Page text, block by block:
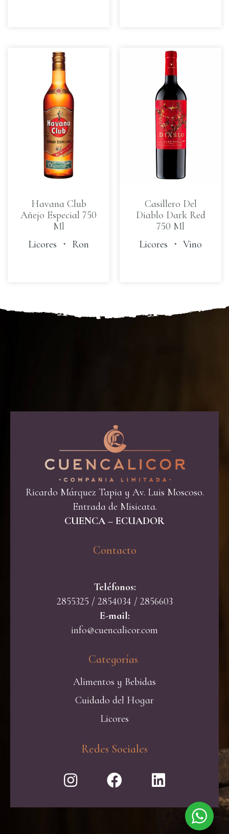
Havana Club
Añejo Especial 750
Ml
Licores ・ Ron
Casillero Del
Diablo Dark Red
750 Ml
Licores ・ Vino
Ricardo Márquez Tapia y Av. Luis Moscoso.
Entrada de Misicata.
CUENCA – ECUADOR
Contacto​
Teléfonos:
2855325 / 2854034 / 2856603
E-mail:
info@cuencalicor.com
Categorías ​
Alimentos y Bebidas
Cuidado del Hogar
Licores
Redes Sociales